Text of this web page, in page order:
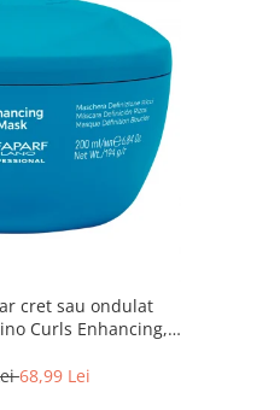
cret sau ondulat
Curls Enhancing,
68,99 Lei